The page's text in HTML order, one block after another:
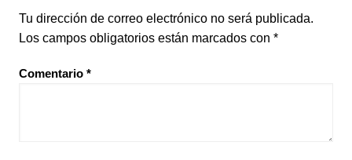
Tu dirección de correo electrónico no será publicada.
Los campos obligatorios están marcados con *
Comentario *